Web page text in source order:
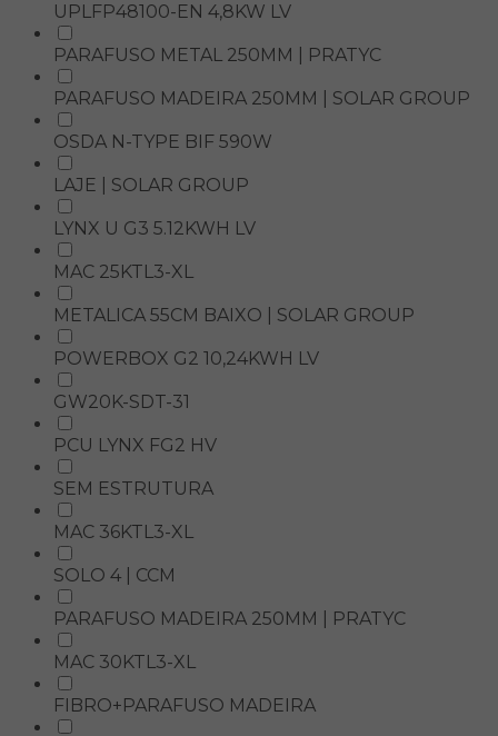
UPLFP48100-EN 4,8KW LV
PARAFUSO METAL 250MM | PRATYC
PARAFUSO MADEIRA 250MM | SOLAR GROUP
OSDA N-TYPE BIF 590W
LAJE | SOLAR GROUP
LYNX U G3 5.12KWH LV
MAC 25KTL3-XL
METALICA 55CM BAIXO | SOLAR GROUP
POWERBOX G2 10,24KWH LV
GW20K-SDT-31
PCU LYNX FG2 HV
SEM ESTRUTURA
MAC 36KTL3-XL
SOLO 4 | CCM
PARAFUSO MADEIRA 250MM | PRATYC
MAC 30KTL3-XL
FIBRO+PARAFUSO MADEIRA